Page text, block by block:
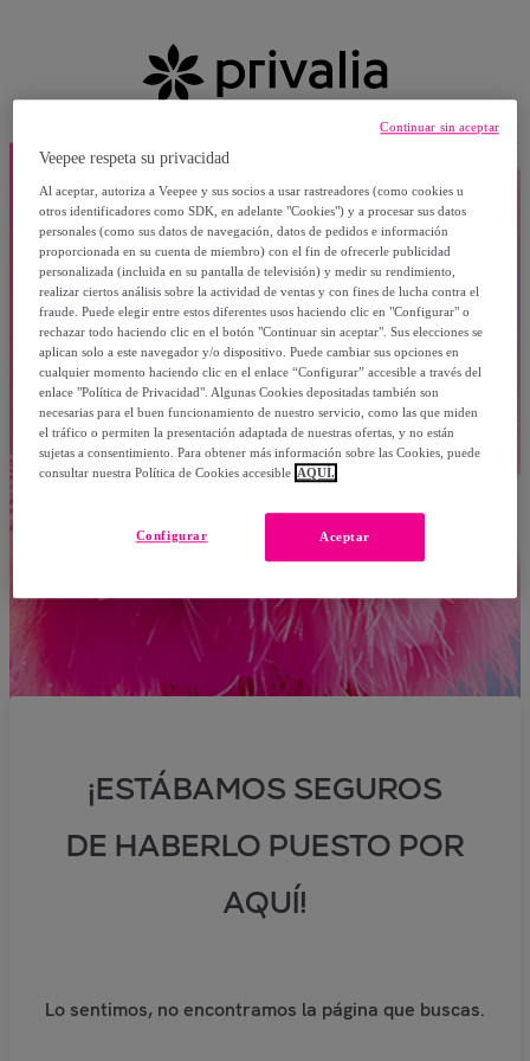
¡ESTÁBAMOS SEGUROS
DE HABERLO PUESTO POR
AQUÍ!
Lo sentimos, no encontramos la página que buscas.
Veepee respeta su privacidad
Al aceptar, autoriza a Veepee y sus socios a usar rastreadores (como cookies u
otros identificadores como SDK, en adelante "Cookies") y a procesar sus datos
personales (como sus datos de navegación, datos de pedidos e información
proporcionada en su cuenta de miembro) con el fin de ofrecerle publicidad
personalizada (incluida en su pantalla de televisión) y medir su rendimiento,
realizar ciertos análisis sobre la actividad de ventas y con fines de lucha contra el
fraude. Puede elegir entre estos diferentes usos haciendo clic en "Configurar" o
rechazar todo haciendo clic en el botón "Continuar sin aceptar". Sus elecciones se
aplican solo a este navegador y/o dispositivo. Puede cambiar sus opciones en
cualquier momento haciendo clic en el enlace “Configurar” accesible a través del
enlace "Política de Privacidad". Algunas Cookies depositadas también son
necesarias para el buen funcionamiento de nuestro servicio, como las que miden
el tráfico o permiten la presentación adaptada de nuestras ofertas, y no están
sujetas a consentimiento. Para obtener más información sobre las Cookies, puede
consultar nuestra Política de Cookies accesible AQUÍ.
Aceptar
Configurar
Continuar sin aceptar